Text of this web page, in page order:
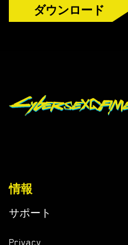
ダウンロード
情報
サポート
Privacy